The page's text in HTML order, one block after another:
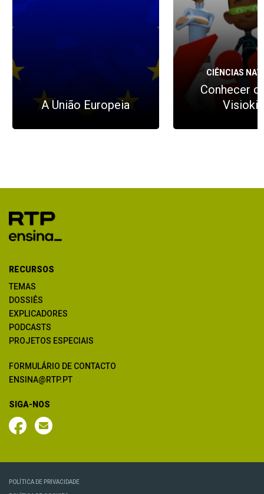
A União Europeia
CIÊNCIAS
Conhecer
RECURSOS
TEMAS
DOSSIÊS
EXPLICADORES
PODCASTS
PROJETOS ESPECIAIS
FORMULÁRIO DE CONTACTO
ENSINA@RTP.PT
SIGA-NOS
POLÍTICA DE PRIVACIDADE